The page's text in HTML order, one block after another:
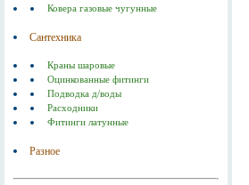
Ковера газовые чугунные
Сантехника
Краны шаровые
Оцинкованные фитинги
Подводка д/воды
Расходники
Фитинги латунные
Разное